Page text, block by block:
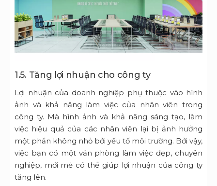
1.5. Tăng lợi nhuận cho công ty
Lợi nhuận của doanh nghiệp phụ thuộc vào hình
ảnh và khả năng làm việc của nhân viên trong
công ty. Mà hình ảnh và khả năng sáng tạo, làm
việc hiệu quả của các nhân viên lại bị ảnh hưởng
một phần không nhỏ bởi yếu tố môi trường. Bởi vậy,
việc bạn có một văn phòng làm việc đẹp, chuyên
nghiệp, mới mẻ có thể giúp lợi nhuận của công ty
tăng lên.